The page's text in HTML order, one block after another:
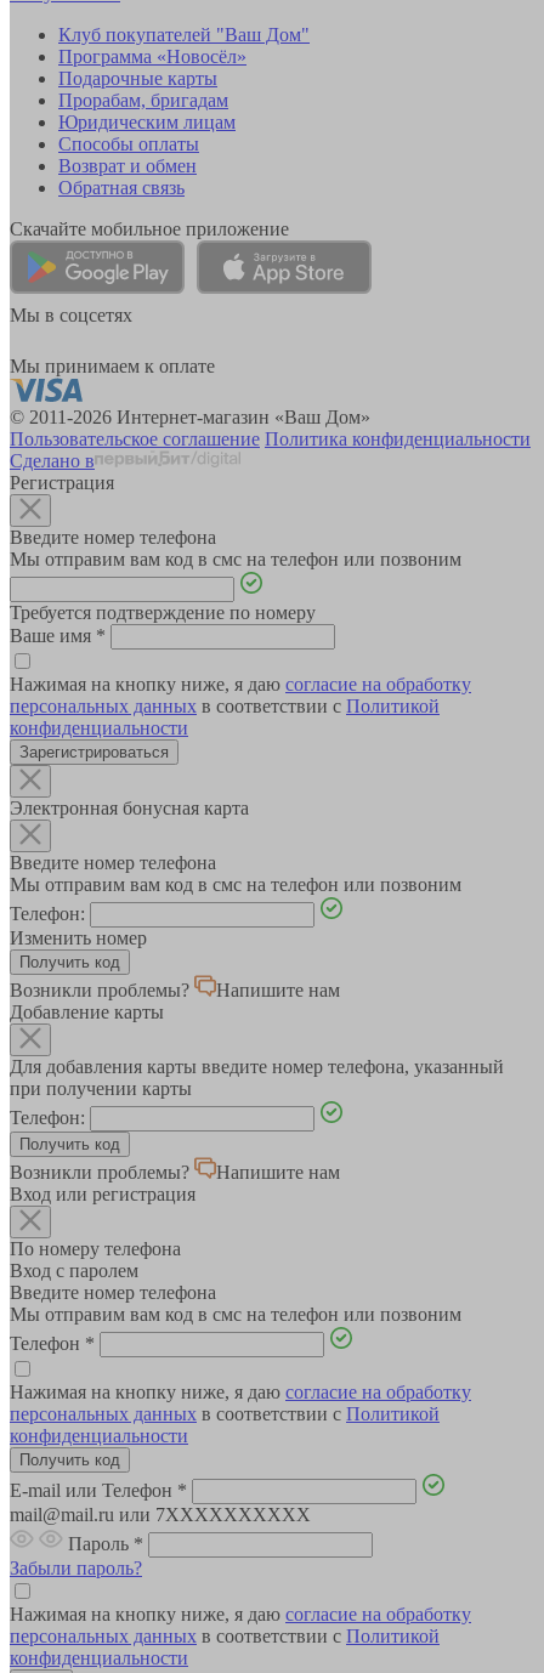
Клуб покупателей "Ваш Дом"
Программа «Новосёл»
Подарочные карты
Прорабам, бригадам
Юридическим лицам
Способы оплаты
Возврат и обмен
Обратная связь
Скачайте мобильное приложение
Мы в соцсетях
Мы принимаем к оплате
© 2011-2026 Интернет-магазин «Ваш Дом»
Пользовательское соглашение Политика конфиденциальности
Сделано в
Регистрация
Введите номер телефона
Мы отправим вам код в смс на телефон или позвоним
Требуется подтверждение по номеру
Ваше имя *
Нажимая на кнопку ниже, я даю согласие на обработку
персональных данных в соответствии с Политикой
конфиденциальности
Зарегистрироваться
Электронная бонусная карта
Введите номер телефона
Мы отправим вам код в смс на телефон или позвоним
Телефон:
Изменить номер
Возникли проблемы?
Напишите нам
Добавление карты
Для добавления карты введите номер телефона, указанный
при получении карты
Телефон:
Возникли проблемы?
Напишите нам
Вход или регистрация
По номеру телефона
Вход с паролем
Введите номер телефона
Мы отправим вам код в смс на телефон или позвоним
Телефон *
Нажимая на кнопку ниже, я даю согласие на обработку
персональных данных в соответствии с Политикой
конфиденциальности
E-mail или Телефон *
mail@mail.ru или 7XXXXXXXXXX
Пароль *
Забыли пароль?
Нажимая на кнопку ниже, я даю согласие на обработку
персональных данных в соответствии с Политикой
конфиденциальности